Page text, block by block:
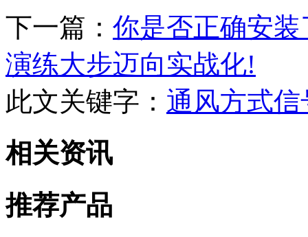
下一篇： 你是否正确安
演练大步迈向实战化!
此文关键字： 通风方式信
相关资讯
推荐产品